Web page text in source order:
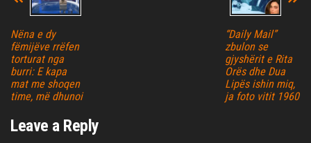
Nëna e dy
fëmijëve rrëfen
torturat nga
burri: E kapa
mat me shoqen
time, më dhunoi
“Daily Mail”
zbulon se
gjyshërit e Rita
Orës dhe Dua
Lipës ishin miq,
ja foto vitit 1960
Leave a Reply